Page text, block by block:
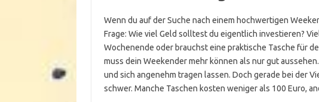
Wenn du auf der Suche nach einem hochwertigen
Frage: Wie viel Geld solltest du eigentlich investieren?
Wochenende oder brauchst eine praktische Tasche für
muss dein Weekender mehr können als nur gut
und sich angenehm tragen lassen. Doch gerade bei der
schwer. Manche Taschen kosten weniger als 100 Euro,